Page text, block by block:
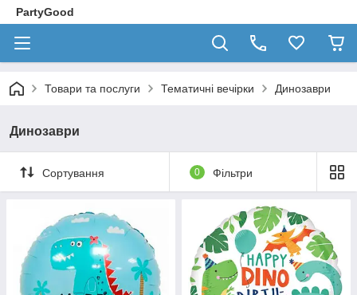
PartyGood
Товари та послуги Тематичні вечірки Динозаври
Динозаври
Сортування 0 Фільтри